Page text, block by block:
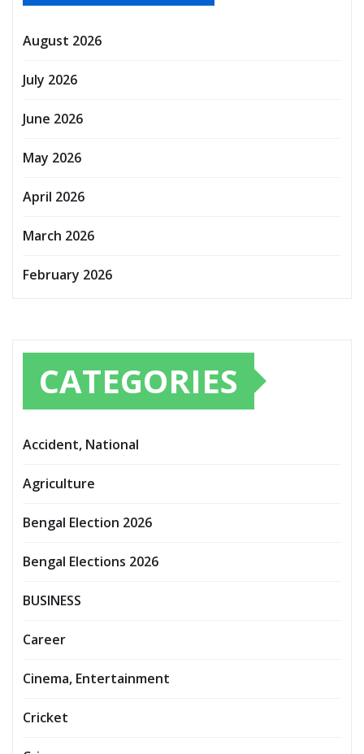
August 2026
July 2026
June 2026
May 2026
April 2026
March 2026
February 2026
CATEGORIES
Accident, National
Agriculture
Bengal Election 2026
Bengal Elections 2026
BUSINESS
Career
Cinema, Entertainment
Cricket